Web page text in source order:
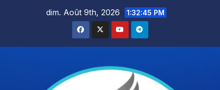
dim. Août 9th, 2026 1:32:46 PM